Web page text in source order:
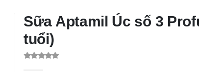
Sữa Aptamil Úc số 3
tuổi)